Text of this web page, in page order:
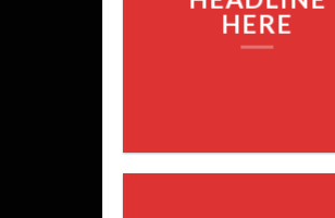
HERE